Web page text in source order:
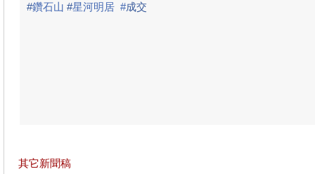
#鑽石山 #星河明居 #成交
其它新聞稿